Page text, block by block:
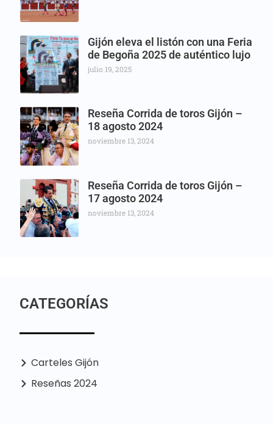
Gijón eleva el listón con una Feria
de Begoña 2025 de auténtico lujo
julio 19, 2025
Reseña Corrida de toros Gijón –
18 agosto 2024
noviembre 13, 2024
Reseña Corrida de toros Gijón –
17 agosto 2024
noviembre 13, 2024
CATEGORÍAS
Carteles Gijón
Reseñas 2024